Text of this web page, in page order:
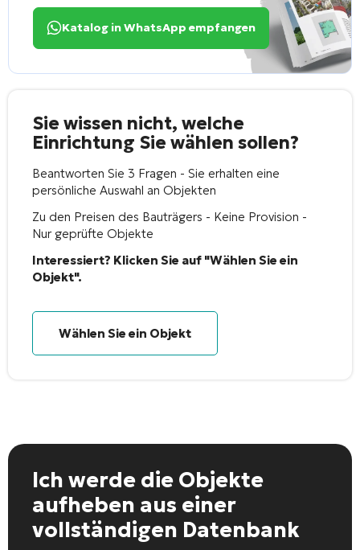
Katalog in WhatsApp empfangen
Sie wissen nicht, welche
Einrichtung Sie wählen sollen?
Beantworten Sie 3 Fragen - Sie erhalten eine
persönliche Auswahl an Objekten
Zu den Preisen des Bauträgers - Keine Provision -
Nur geprüfte Objekte
Interessiert? Klicken Sie auf "Wählen Sie ein
Objekt".
Wählen Sie ein Objekt
Ich werde die Objekte
aufheben aus einer
vollständigen Datenbank